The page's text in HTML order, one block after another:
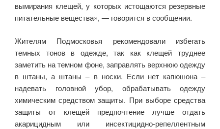
вымирания клещей, у которых истощаются резервные
питательные вещества», — говорится в сообщении.
Жителям Подмосковья рекомендовали избегать
темных тонов в одежде, так как клещей труднее
заметить на темном фоне, заправлять верхнюю одежду
в штаны, а штаны – в носки. Если нет капюшона –
надевать головной убор, обрабатывать одежду
химическим средством защиты. При выборе средства
защиты от клещей предпочтение лучше отдать
акарицидным или инсектицидно-репеллентным